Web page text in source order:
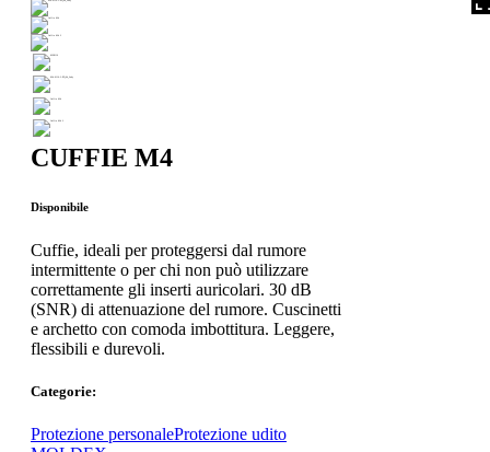
CUFFIE M4
Disponibile
Cuffie, ideali per proteggersi dal rumore
intermittente o per chi non può utilizzare
correttamente gli inserti auricolari. 30 dB
(SNR) di attenuazione del rumore. Cuscinetti
e archetto con comoda imbottitura. Leggere,
flessibili e durevoli.
Categorie:
Protezione personaleProtezione udito